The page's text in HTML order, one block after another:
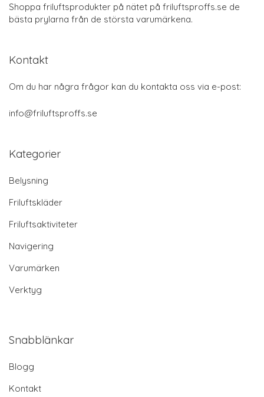
Shoppa friluftsprodukter på nätet på friluftsproffs.se de
bästa prylarna från de största varumärkena.
Kontakt
Om du har några frågor kan du kontakta oss via e-post:
info@friluftsproffs.se
Kategorier
Belysning
Friluftskläder
Friluftsaktiviteter
Navigering
Varumärken
Verktyg
Snabblänkar
Blogg
Kontakt